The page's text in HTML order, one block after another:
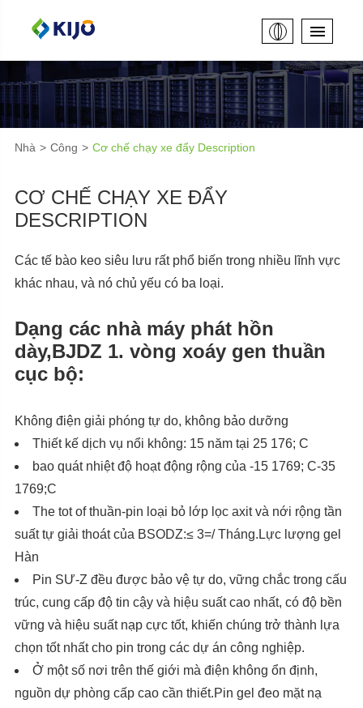
Nhà Công Cơ chế chạy xe đẩy Description
CƠ CHẾ CHẠY XE ĐẨY
DESCRIPTION
Các tế bào keo siêu lưu rất phổ biến trong nhiều lĩnh vực
khác nhau, và nó chủ yếu có ba loại.
Dạng các nhà máy phát hồn
dày,BJDZ 1. vòng xoáy gen thuần
cục bộ:
Không điện giải phóng tự do, không bảo dưỡng
Thiết kế dịch vụ nổi không: 15 năm tại 25 176; C
bao quát nhiệt độ hoạt động rộng của -15 1769; C-35
1769;C
The tot of thuần-pin loại bỏ lớp lọc axit và nới rộng tần
suất tự giải thoát của BSODZ:≤ 3=/ Tháng.Lực lượng gel
Hàn
Pin SƯ-Z đều được bảo vệ tự do, vững chắc trong cấu
trúc, cung cấp độ tin cậy và hiệu suất cao nhất, có độ bền
vững và hiệu suất nạp cực tốt, khiến chúng trở thành lựa
chọn tốt nhất cho pin trong các dự án công nghiệp.
Ở một số nơi trên thế giới mà điện không ổn định,
nguồn dự phòng cấp cao cần thiết.Pin gel đeo mặt nạ